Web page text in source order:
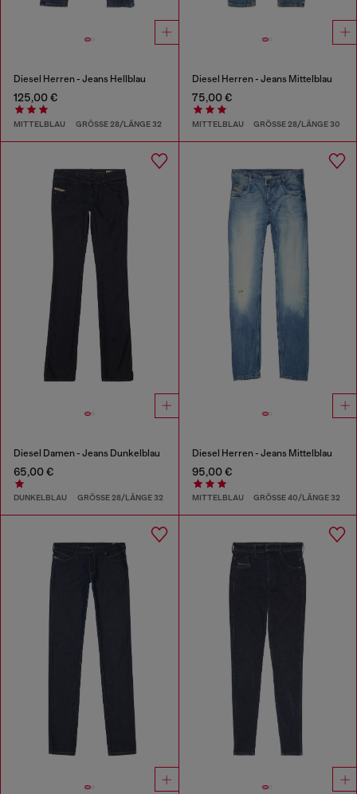
Diesel Herren - Jeans Hellblau
125,00 €
MITTELBLAU GRÖSSE 28/LÄNGE 32
Diesel Herren - Jeans Mittelblau
75,00 €
MITTELBLAU GRÖSSE 28/LÄNGE 30
Diesel Damen - Jeans Dunkelblau
65,00 €
DUNKELBLAU GRÖSSE 28/LÄNGE 32
Diesel Herren - Jeans Mittelblau
95,00 €
MITTELBLAU GRÖSSE 40/LÄNGE 32